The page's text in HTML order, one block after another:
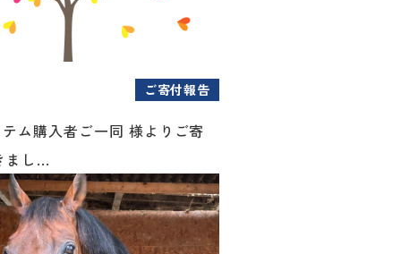
ご寄付報告
ム購入者ご一同 様よりご寄
まし...